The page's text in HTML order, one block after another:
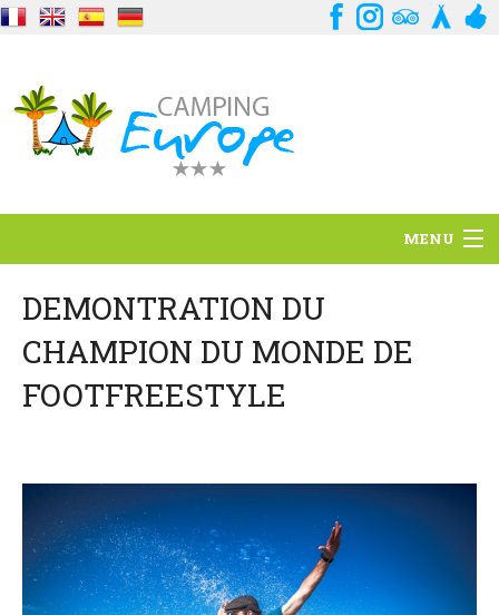
MENU
Situation
Ambiance
Services
Coordonnées et accès
Formulaire de contact
Documentations
DEMONTRATION DU
CHAMPION DU MONDE DE
FOOTFREESTYLE